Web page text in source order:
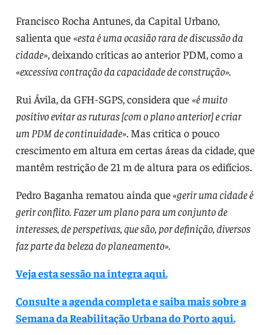
Francisco Rocha Antunes, da Capital Urbano,
salienta que «esta é uma ocasião rara de discussão da
cidade», deixando críticas ao anterior PDM, como a
«excessiva contração da capacidade de construção».
Rui Ávila, da GFH-SGPS, considera que «é muito
positivo evitar as ruturas [com o plano anterior] e criar
um PDM de continuidade». Mas critica o pouco
crescimento em altura em certas áreas da cidade, que
mantêm restrição de 21 m de altura para os edifícios.
Pedro Baganha rematou ainda que«gerir uma cidade é
gerir conflito. Fazer um plano para um conjunto de
interesses, de perspetivas, que são, por definição, diversos
faz parte da beleza do planeamento».
Veja esta sessão na íntegra aqui.
Consulte a agenda completa e saiba mais sobre a
Semana da Reabilitação Urbana do Porto aqui.